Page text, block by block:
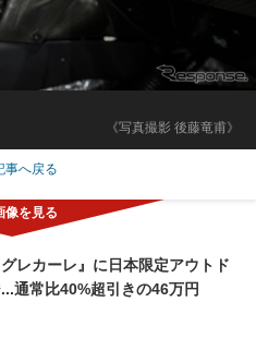
《写真撮影 後藤竜甫》
事へ戻る
レカーレ』に日本限定アウトド
通常比40%超引きの46万円